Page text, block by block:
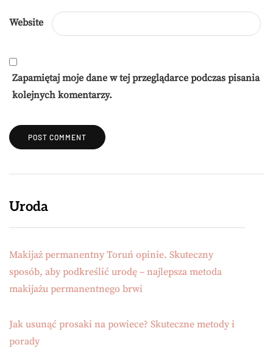
Website
Zapamiętaj moje dane w tej przeglądarce podczas pisania
kolejnych komentarzy.
Uroda
Makijaż permanentny Toruń opinie. Skuteczny
sposób, aby podkreślić urodę – najlepsza metoda
makijażu permanentnego brwi
Jak usunąć prosaki na powiece? Skuteczne metody i
porady